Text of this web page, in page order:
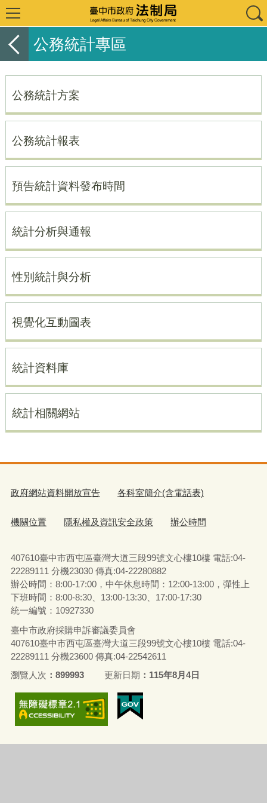
公務統計專區
公務統計方案
公務統計報表
預告統計資料發布時間
統計分析與通報
性別統計與分析
視覺化互動圖表
統計資料庫
統計相關網站
政府網站資料開放宣告 各科室簡介(含電話表)
機關位置 隱私權及資訊安全政策 辦公時間
407610臺中市西屯區臺灣大道三段99號文心樓10樓 電話:04-
22289111 分機23030 傳真:04-22280882
辦公時間：8:00-17:00，中午休息時間：12:00-13:00，彈性上
下班時間：8:00-8:30、13:00-13:30、17:00-17:30
統一編號：10927330
臺中市政府採購申訴審議委員會
407610臺中市西屯區臺灣大道三段99號文心樓10樓 電話:04-
22289111 分機23600 傳真:04-22542611
瀏覽人次
899993 更新日期 115年8月4日